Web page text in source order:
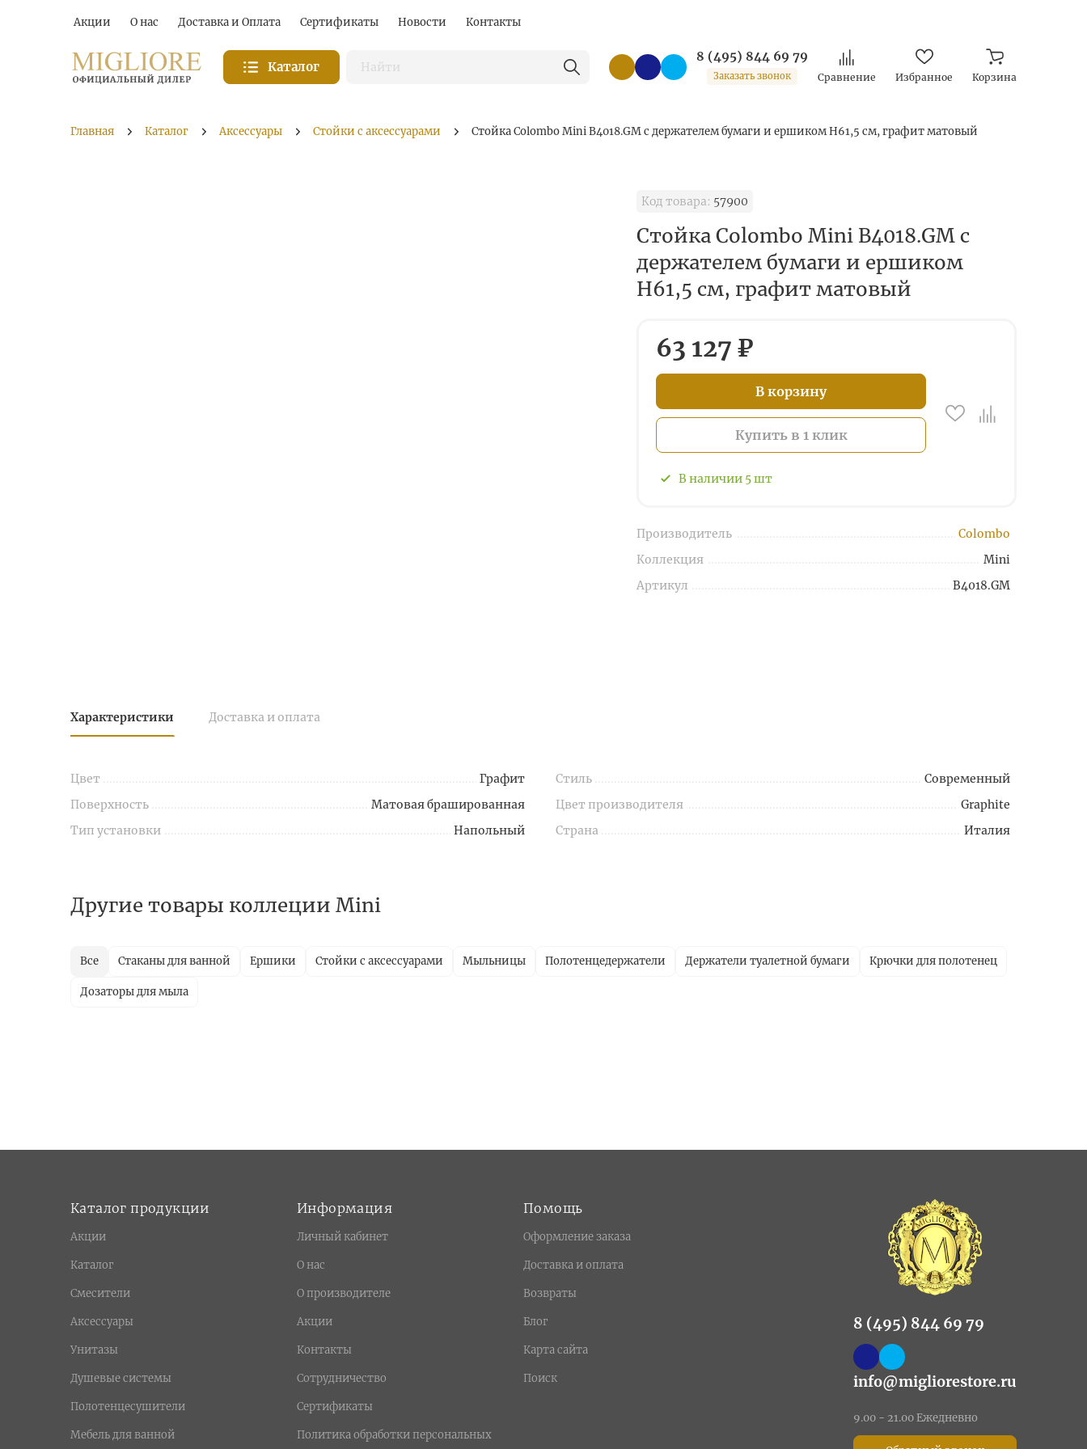
Акции О нас Доставка и Оплата Сертификаты Новости Контакты
Каталог
8 (495) 844 69 79
Заказать звонок Сравнение Избранное Корзина
Главная Каталог Аксессуары Стойки с аксессуарами Стойка Colombo Mini B4018.GM с держателем бумаги и ершиком H61,5 см, графит матовый
Код товара: 57900
Стойка Colombo Mini B4018.GM с
держателем бумаги и ершиком
H61,5 см, графит матовый
63 127 ₽
В корзину
Купить в 1 клик
В наличии 5шт
Производитель
Colombo
Коллекция
Mini
Артикул
B4018.GM
Характеристики Доставка и оплата
Цвет
Графит
Поверхность
Матовая брашированная
Тип установки
Напольный
Стиль
Современный
Цвет производителя
Graphite
Страна
Италия
Другие товары коллеции Mini
Все Стаканы для ванной Ершики Стойки с аксессуарами Мыльницы Полотенцедержатели Держатели туалетной бумаги Крючки для полотенец
Дозаторы для мыла
Каталог продукции
Акции
Каталог
Смесители
Аксессуары
Унитазы
Душевые системы
Полотенцесушители
Мебель для ванной
Информация
Личный кабинет
О нас
О производителе
Акции
Контакты
Сотрудничество
Сертификаты
Политика обработки персональных
Помощь
Оформление заказа
Доставка и оплата
Возвраты
Блог
Карта сайта
Поиск
8 (495) 844 69 79
info@migliorestore.ru
9.00 - 21.00 Ежедневно